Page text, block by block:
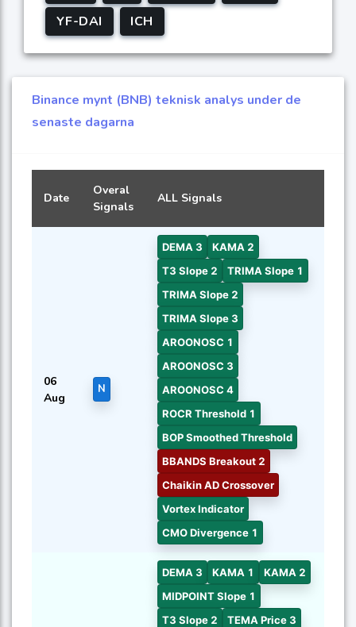
YF-DAI
ICH
Binance mynt (BNB) teknisk analys under de
senaste dagarna
Date
Overal
Signals
ALL Signals
06
Aug
N
DEMA 3
KAMA 2
T3 Slope 2
TRIMA Slope 1
TRIMA Slope 2
TRIMA Slope 3
AROONOSC 1
AROONOSC 3
AROONOSC 4
ROCR Threshold 1
BOP Smoothed Threshold
BBANDS Breakout 2
Chaikin AD Crossover
Vortex Indicator
CMO Divergence 1
DEMA 3 KAMA 1
KAMA 2
MIDPOINT Slope 1
T3 Slope 2
TEMA Price 3